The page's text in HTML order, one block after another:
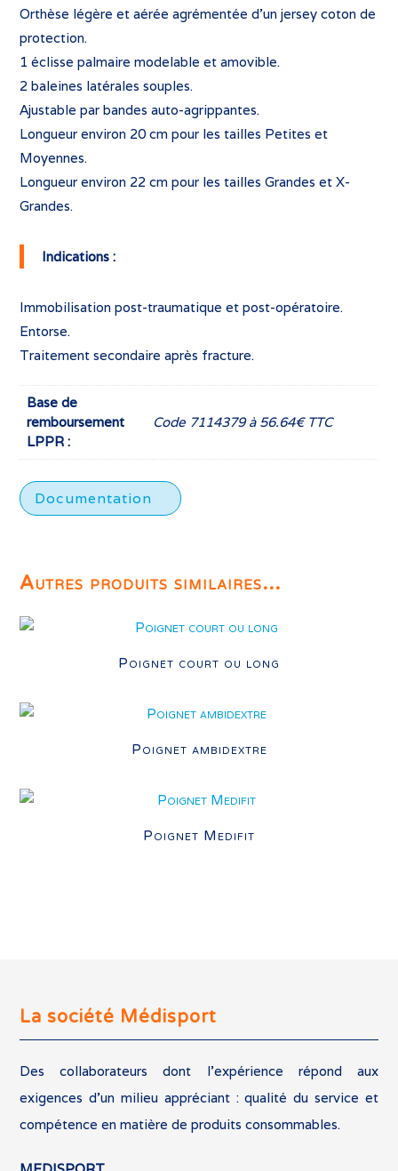
Orthèse légère et aérée agrémentée d’un jersey coton de
protection.
1 éclisse palmaire modelable et amovible.
2 baleines latérales souples.
Ajustable par bandes auto-agrippantes.
Longueur environ 20 cm pour les tailles Petites et
Moyennes.
Longueur environ 22 cm pour les tailles Grandes et X-
Grandes.
Indications :
Immobilisation post-traumatique et post-opératoire.
Entorse.
Traitement secondaire après fracture.
Base de
remboursement
LPPR :
Code 7114379 à 56.64€ TTC
Documentation
Autres produits similaires...
Poignet court ou long
Poignet ambidextre
Poignet Medifit
La société Médisport
Des collaborateurs dont l’expérience répond aux
exigences d’un milieu appréciant : qualité du service et
compétence en matière de produits consommables.